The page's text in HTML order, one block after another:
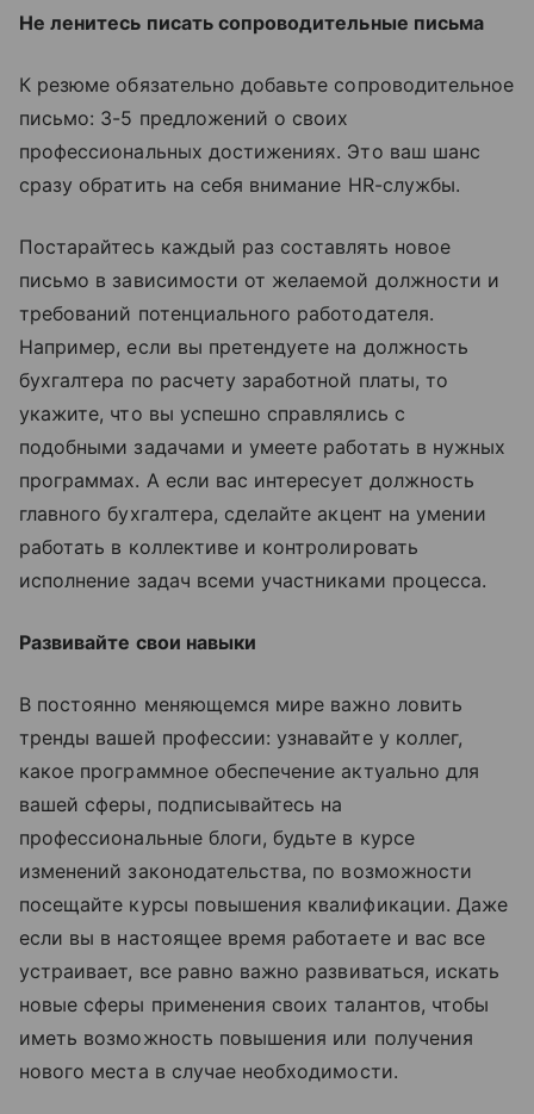
Не ленитесь писать сопроводительные письма
К резюме обязательно добавьте сопроводительное
письмо: 3-5 предложений о своих
профессиональных достижениях. Это ваш шанс
сразу обратить на себя внимание HR-службы.
Постарайтесь каждый раз составлять новое
письмо в зависимости от желаемой должности и
требований потенциального работодателя.
Например, если вы претендуете на должность
бухгалтера по расчету заработной платы, то
укажите, что вы успешно справлялись с
подобными задачами и умеете работать в нужных
программах. А если вас интересует должность
главного бухгалтера, сделайте акцент на умении
работать в коллективе и контролировать
исполнение задач всеми участниками процесса.
Развивайте свои навыки
В постоянно меняющемся мире важно ловить
тренды вашей профессии: узнавайте у коллег,
какое программное обеспечение актуально для
вашей сферы, подписывайтесь на
профессиональные блоги, будьте в курсе
изменений законодательства, по возможности
посещайте курсы повышения квалификации. Даже
если вы в настоящее время работаете и вас все
устраивает, все равно важно развиваться, искать
новые сферы применения своих талантов, чтобы
иметь возможность повышения или получения
нового места в случае необходимости.